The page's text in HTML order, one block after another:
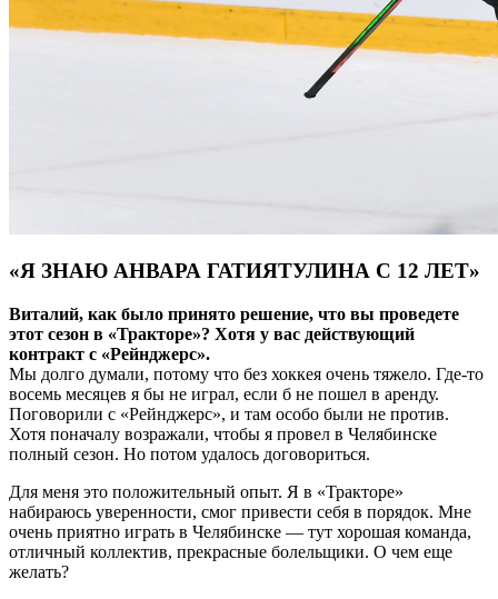
«Я ЗНАЮ АНВАРА ГАТИЯТУЛИНА С 12 ЛЕТ»
Виталий, как было принято решение, что вы проведете
этот сезон в «Тракторе»? Хотя у вас действующий
контракт с «Рейнджерс».
Мы долго думали, потому что без хоккея очень тяжело. Где-то
восемь месяцев я бы не играл, если б не пошел в аренду.
Поговорили с «Рейнджерс», и там особо были не против.
Хотя поначалу возражали, чтобы я провел в Челябинске
полный сезон. Но потом удалось договориться.
Для меня это положительный опыт. Я в «Тракторе»
набираюсь уверенности, смог привести себя в порядок. Мне
очень приятно играть в Челябинске — тут хорошая команда,
отличный коллектив, прекрасные болельщики. О чем еще
желать?